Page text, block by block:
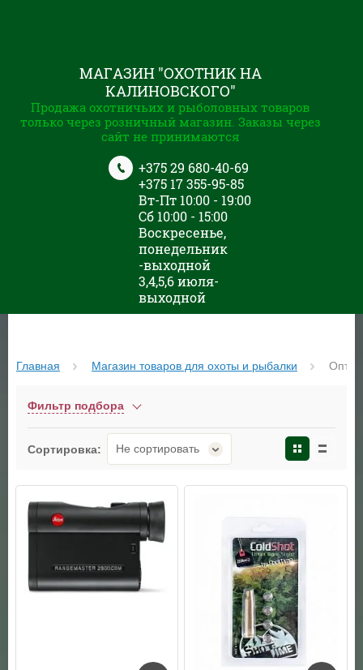
МАГАЗИН "ОХОТНИК НА
КАЛИНОВСКОГО"
Продажа охотничьих и рыболовных товаров
только через розничный магазин. Заказы через
сайт не принимаются
+375 29 680-40-69
+375 17 355-95-85
Вт-Пт 10:00 - 19:00
Сб 10:00 - 15:00
Воскресенье,
понедельник
-выходной
3,4,5,6 июля-
выходной
Главная Магазин товаров для охоты и рыбалки
Фильтр подбора
Сортировка: Не сортировать